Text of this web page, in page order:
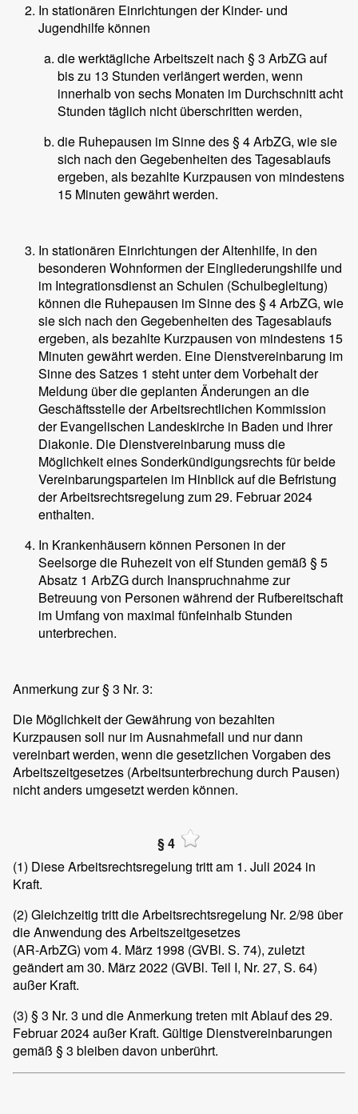
In stationären Einrichtungen der Kinder- und
Jugendhilfe können
die werktägliche Arbeitszeit nach § 3 ArbZG auf
bis zu 13 Stunden verlängert werden, wenn
innerhalb von sechs Monaten im Durchschnitt acht
Stunden täglich nicht überschritten werden,
die Ruhepausen im Sinne des § 4 ArbZG, wie sie
sich nach den Gegebenheiten des Tagesablaufs
ergeben, als bezahlte Kurzpausen von mindestens
15 Minuten gewährt werden.
In stationären Einrichtungen der Altenhilfe, in den
besonderen Wohnformen der Eingliederungshilfe und
im Integrationsdienst an Schulen (Schulbegleitung)
können die Ruhepausen im Sinne des § 4 ArbZG, wie
sie sich nach den Gegebenheiten des Tagesablaufs
ergeben, als bezahlte Kurzpausen von mindestens 15
Minuten gewährt werden. Eine Dienstvereinbarung im
Sinne des Satzes 1 steht unter dem Vorbehalt der
Meldung über die geplanten Änderungen an die
Geschäftsstelle der Arbeitsrechtlichen Kommission
der Evangelischen Landeskirche in Baden und ihrer
Diakonie. Die Dienstvereinbarung muss die
Möglichkeit eines Sonderkündigungsrechts für beide
Vereinbarungsparteien im Hinblick auf die Befristung
der Arbeitsrechtsregelung zum 29. Februar 2024
enthalten.
In Krankenhäusern können Personen in der
Seelsorge die Ruhezeit von elf Stunden gemäß § 5
Absatz 1 ArbZG durch Inanspruchnahme zur
Betreuung von Personen während der Rufbereitschaft
im Umfang von maximal fünfeinhalb Stunden
unterbrechen.
Anmerkung zur § 3 Nr. 3:
Die Möglichkeit der Gewährung von bezahlten
Kurzpausen soll nur im Ausnahmefall und nur dann
vereinbart werden, wenn die gesetzlichen Vorgaben des
Arbeitszeitgesetzes (Arbeitsunterbrechung durch Pausen)
nicht anders umgesetzt werden können.
§ 4
(1) Diese Arbeitsrechtsregelung tritt am 1. Juli 2024 in
Kraft.
(2) Gleichzeitig tritt die Arbeitsrechtsregelung Nr. 2/98 über
die Anwendung des Arbeitszeitgesetzes
(AR-ArbZG) vom 4. März 1998 (GVBl. S. 74), zuletzt
geändert am 30. März 2022 (GVBl. Teil I, Nr. 27, S. 64)
außer Kraft.
(3) § 3 Nr. 3 und die Anmerkung treten mit Ablauf des 29.
Februar 2024 außer Kraft. Gültige Dienstvereinbarungen
gemäß § 3 bleiben davon unberührt.